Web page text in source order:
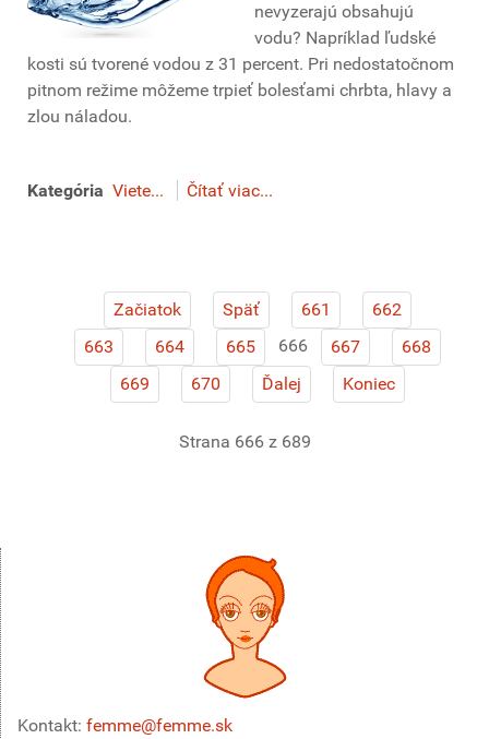
nevyzerajú obsahujú
vodu? Napríklad ľudské
kosti sú tvorené vodou z 31 percent. Pri nedostatočnom
pitnom režime môžeme trpieť bolesťami chrbta, hlavy a
zlou náladou.
Kategória Viete... Čítať viac...
Začiatok Späť 661
662
663
664 665 666 667
668
669
670 Ďalej Koniec
Strana 666 z 689
Kontakt: femme@femme.sk